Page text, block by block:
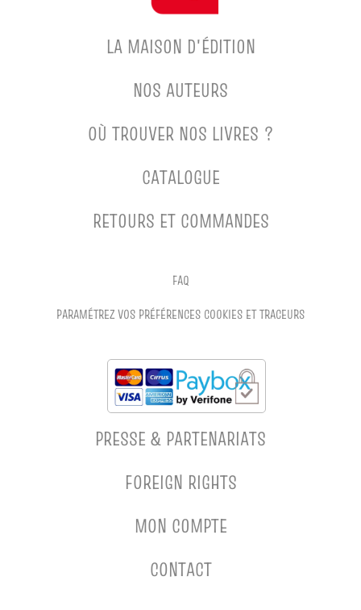
LA MAISON D'ÉDITION
NOS AUTEURS
OÙ TROUVER NOS LIVRES ?
CATALOGUE
RETOURS ET COMMANDES
FAQ
PARAMÉTREZ VOS PRÉFÉRENCES COOKIES ET TRACEURS
PRESSE & PARTENARIATS
FOREIGN RIGHTS
MON COMPTE
CONTACT